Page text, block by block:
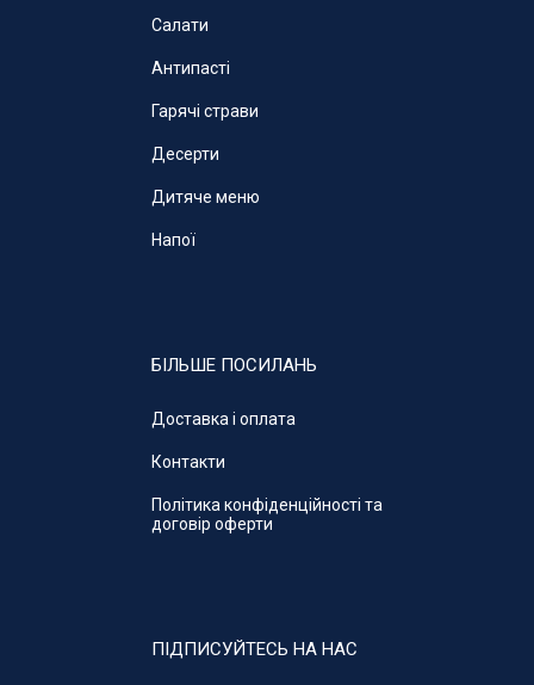
Салати
Антипасті
Гарячі страви
Десерти
Дитяче меню
Напої
БІЛЬШЕ ПОСИЛАНЬ
Доставка і оплата
Контакти
Політика конфіденційності та
договір оферти
ПІДПИСУЙТЕСЬ НА НАС